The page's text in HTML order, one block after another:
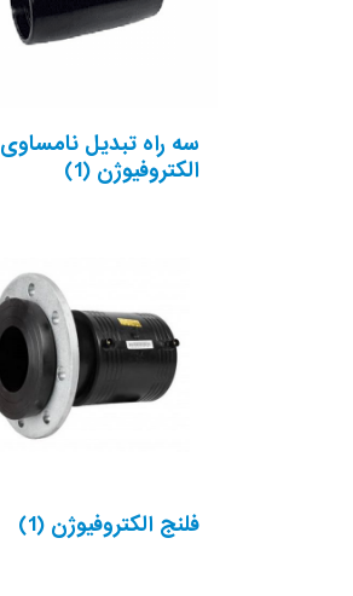
سه راه تبدیل نامساوی
الکتروفیوژن(1)
فلنج الکتروفیوژن(1)